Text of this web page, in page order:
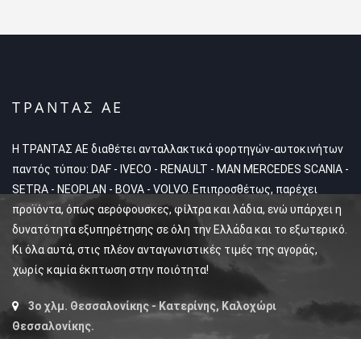
ΤΡΑΝΤΑΣ ΑΕ
Η ΤΡΑΝΤΑΣ ΑΕ διαθέτει ανταλλακτικά φορτηγών-αυτοκινήτων
παντός τύπου: DAF - IVECO - RENAULT - MAN MERCEDES SCANIA -
SETRA - NEOPLAN - BOVA - VOLVO. Επιπροσθέτως, παρέχει
προϊόντα, όπως αερόφουσκες, φίλτρα και λάδια, ενώ υπάρχει η
δυνατότητα εξυπηρέτησης σε όλη την Ελλάδα και το εξωτερικό.
Κι όλα αυτά, στις πλέον ανταγωνιστικές τιμές της αγοράς,
χωρίς καμία έκπτωση στην ποιότητα!
3ο χλμ. Θεσσαλονίκης - Κατερίνης, Καλοχώρι
Θεσσαλονίκης.